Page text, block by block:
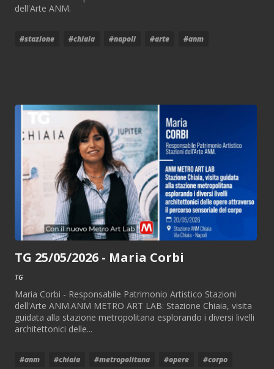
dell'Arte ANM.
#stazione #chiaia #napoli #arte #anm
TG 25/05/2026 - Maria Corbi
TG
Maria Corbi - Responsabile Patrimonio Artistico Stazioni
dell'Arte ANM.ANM METRO ART LAB: Stazione Chiaia, visita
guidata alla stazione metropolitana esplorando i diversi livelli
architettonici delle...
#anm #chiaia #metropolitana #opere
#corpo